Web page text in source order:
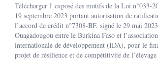
Télécharger l' exposé des motifs de la Loi n°033-
19 septembre 2023 portant autorisation de
l’accord de crédit n°7308-BF, signé le 29 mai
Ouagadougou entre le Burkina Faso et l’association
internationale de développement (IDA), pour le
projet de résilience et de compétitivité de